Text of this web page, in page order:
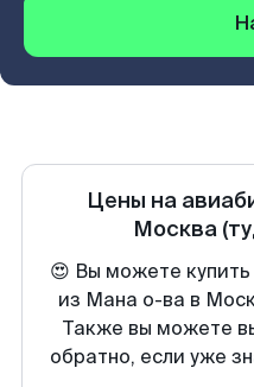
Цены на
Москва
😍 Вы можете
из Мана о-ва в
Также вы можете
обратно, если уже